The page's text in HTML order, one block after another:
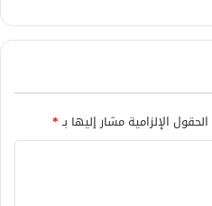
الحقول الإلزامية مشار إليها بـ*